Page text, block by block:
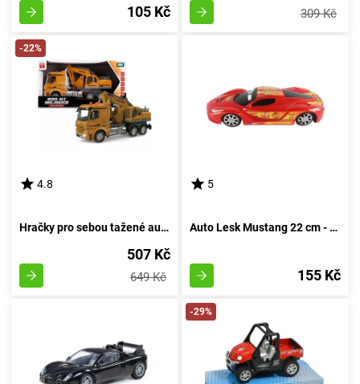
105 Kč 309 Kč
-22%
4.8
Hračky pro sebou tažené autíčka
507 Kč
649 Kč
5
Auto Lesk Mustang 22 cm - rudá
155 Kč
-29%